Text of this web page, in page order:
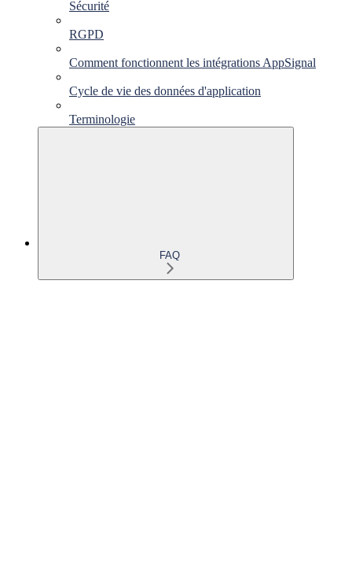
Sécurité
RGPD
Comment fonctionnent les intégrations AppSignal
Cycle de vie des données d'application
Terminologie
FAQ